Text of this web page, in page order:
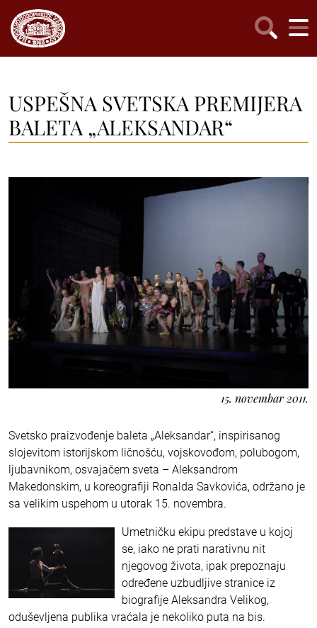
USPEŠNA SVETSKA PREMIJERA
BALETA „ALEKSANDAR“
15. novembar 2011.
Svetsko praizvođenje baleta „Aleksandar“, inspirisanog
slojevitom istorijskom ličnošću, vojskovođom, polubogom,
ljubavnikom, osvajačem sveta – Aleksandrom
Makedonskim, u koreografiji Ronalda Savkovića, održano je
sa velikim uspehom u utorak 15. novembra.
Umetničku ekipu predstave u kojoj
se, iako ne prati narativnu nit
njegovog života, ipak prepoznaju
određene uzbudljive stranice iz
biografije Aleksandra Velikog,
oduševljena publika vraćala je nekoliko puta na bis.